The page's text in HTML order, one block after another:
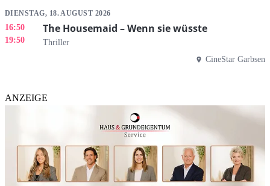
DIENSTAG, 18. AUGUST 2026
16:50
19:50
The Housemaid – Wenn sie wüsste
Thriller
CineStar Garbsen
ANZEIGE